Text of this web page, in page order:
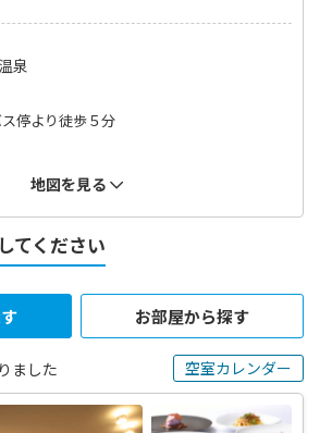
泉
ス停より徒歩５分
地図を見る
てください
お部屋から探す
ました 空室カレンダー